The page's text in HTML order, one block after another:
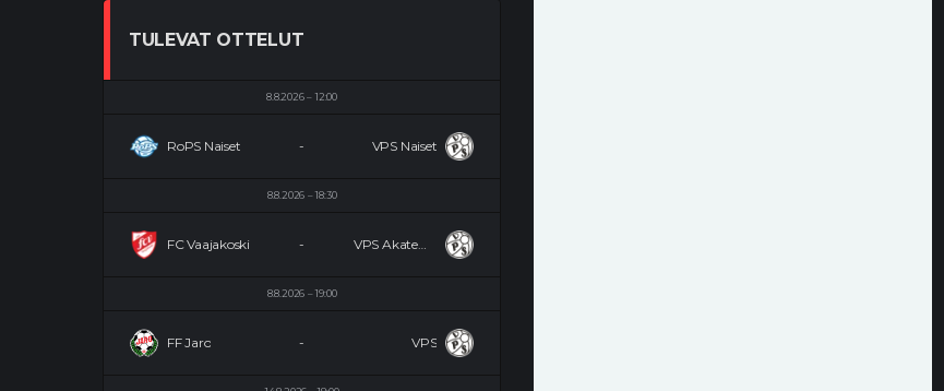
TULEVAT OTTELUT
8.8.2026 12:00
RoPS Naiset VPS Naiset
-
8.8.2026 18:30
FC Vaajakoski VPS Akatemia
-
8.8.2026 19:00
FF Jaro VPS
-